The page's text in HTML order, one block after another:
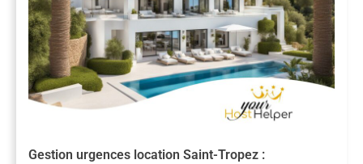
Gestion urgences location Saint-Tropez :